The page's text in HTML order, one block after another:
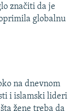
značiti da je
globalnu
na dnevnom
i islamski lideri
žene treba da